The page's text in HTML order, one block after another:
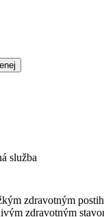
služba
zdravotným
zdravotným